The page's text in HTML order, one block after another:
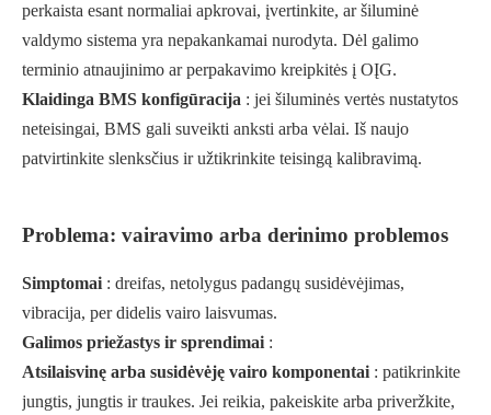
perkaista esant normaliai apkrovai, įvertinkite, ar šiluminė
valdymo sistema yra nepakankamai nurodyta. Dėl galimo
terminio atnaujinimo ar perpakavimo kreipkitės į OĮG.
Klaidinga BMS konfigūracija : jei šiluminės vertės nustatytos
neteisingai, BMS gali suveikti anksti arba vėlai. Iš naujo
patvirtinkite slenksčius ir užtikrinkite teisingą kalibravimą.
Problema: vairavimo arba derinimo problemos
Simptomai : dreifas, netolygus padangų susidėvėjimas,
vibracija, per didelis vairo laisvumas.
Galimos priežastys ir sprendimai :
Atsilaisvinę arba susidėvėję vairo komponentai : patikrinkite
jungtis, jungtis ir traukes. Jei reikia, pakeiskite arba priveržkite,